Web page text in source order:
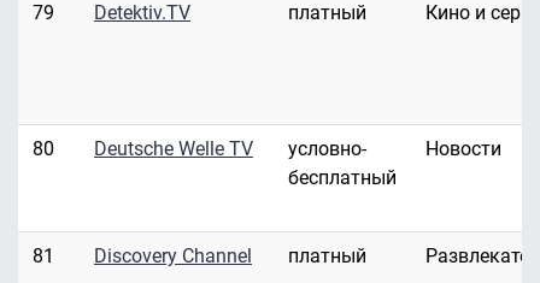
79 Detektiv.TV платный Кино и
80 Deutsche Welle TV
условно-
бесплатный
Новости
81 Discovery Channel платный